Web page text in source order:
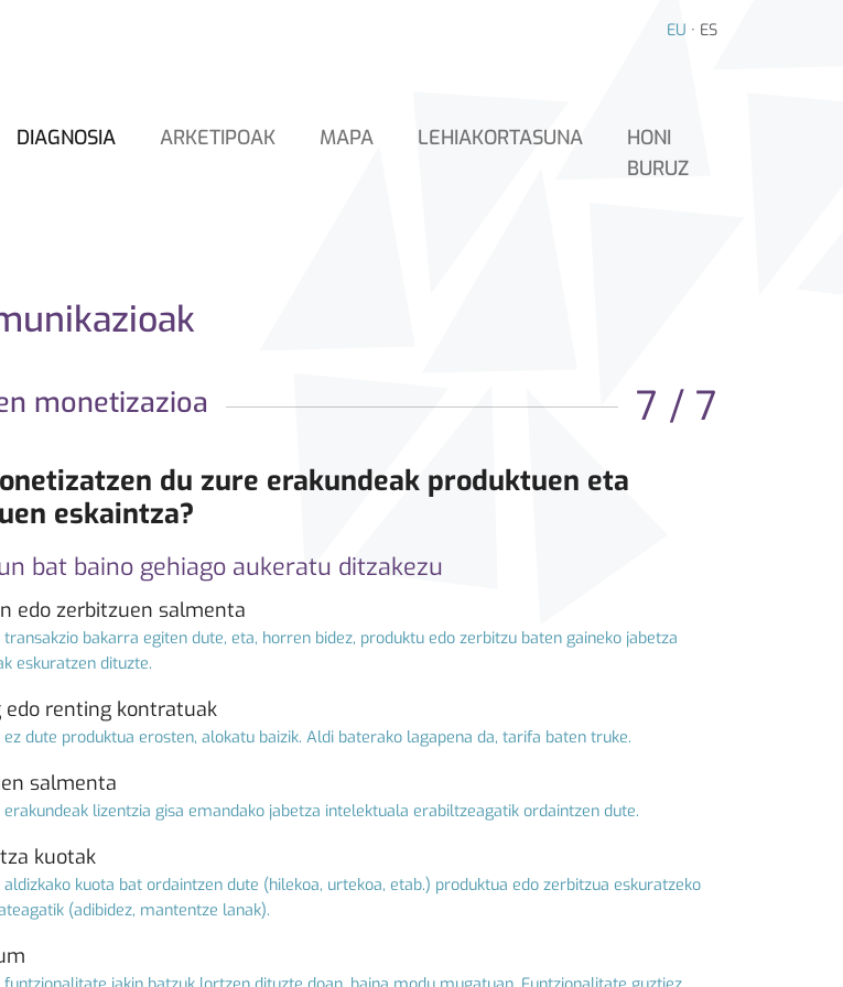
EU · ES
DIAGNOSIA ARKETIPOAK MAPA LEHIAKORTASUNA
HONI
BURUZ
monetizazioa 7 / 7
du zure erakundeak produktuen eta
eskaintza?
bat baino gehiago aukeratu ditzakezu
edo zerbitzuen salmenta
transakzio bakarra egiten dute, eta, horren bidez, produktu edo zerbitzu baten gaineko jabetza
eskuratzen dituzte.
edo renting kontratuak
ez dute produktua erosten, alokatu baizik. Aldi baterako lagapena da, tarifa baten truke.
salmenta
erakundeak lizentzia gisa emandako jabetza intelektuala erabiltzeagatik ordaintzen dute.
kuotak
aldizkako kuota bat ordaintzen dute (hilekoa, urtekoa, etab.) produktua edo zerbitzua eskuratzeko
(adibidez, mantentze lanak).